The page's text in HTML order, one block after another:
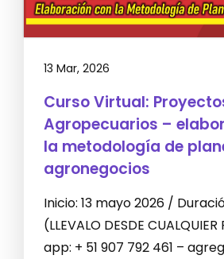
13 Mar, 2026
Curso Virtual:
Agropecuarios –
la metodología de
agronegocios
Inicio: 13 mayo 2026 /
(LLEVALO DESDE
app: + 51 907 792 461 –